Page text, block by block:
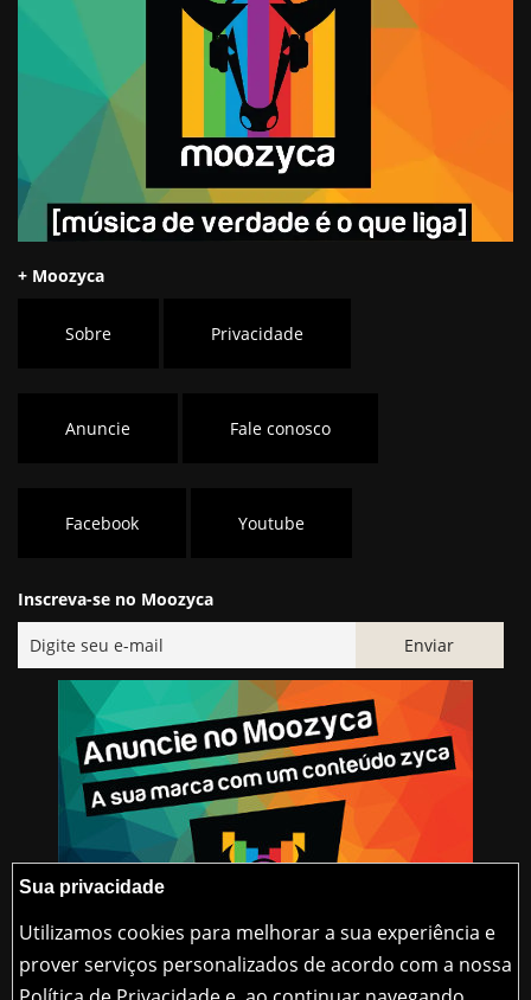
+ Moozyca
Sobre Privacidade
Anuncie Fale conosco
Facebook Youtube
Inscreva-se no Moozyca
Sua privacidade
Utilizamos cookies para melhorar a sua experiência e
prover serviços personalizados de acordo com a nossa